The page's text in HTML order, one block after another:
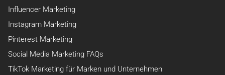
Influencer Marketing
Instagram Marketing
Pinterest Marketing
Social Media Marketing FAQs
TikTok Marketing für Marken und Unternehmen